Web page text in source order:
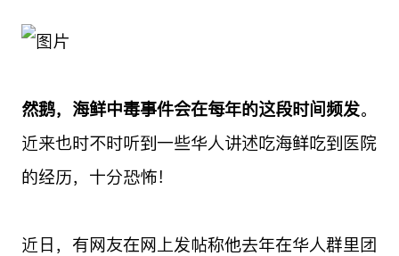
然鹅，海鲜中毒事件会在每年的这段时间频发。
近来也时不时听到一些华人讲述吃海鲜吃到医院
的经历，十分恐怖！
近日，有网友在网上发帖称他去年在华人群里团